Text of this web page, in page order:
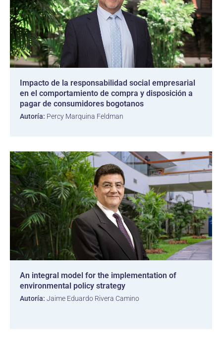
Impacto de la responsabilidad social empresarial
en el comportamiento de compra y disposición a
pagar de consumidores bogotanos
Autoría: Percy Marquina Feldman
An integral model for the implementation of
environmental policy strategy
Autoría: Jaime Eduardo Rivera Camino